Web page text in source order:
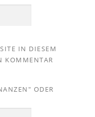
IN DIESEM
KOMMENTAR
ODER